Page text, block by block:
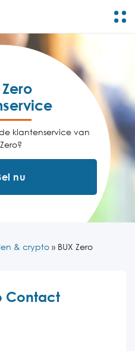
Zero
klantenservice van
nu
& crypto » BUX Zero
Contact